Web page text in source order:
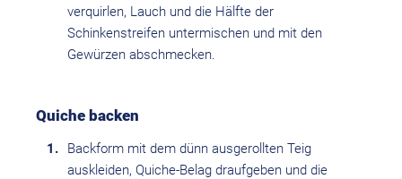
verquirlen, Lauch und die Hälfte der
Schinkenstreifen untermischen und mit den
Gewürzen abschmecken.
Quiche backen
Backform mit dem dünn ausgerollten Teig
auskleiden, Quiche-Belag draufgeben und die